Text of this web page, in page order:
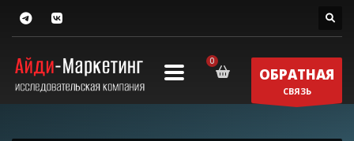
ОБРАТНАЯ
СВЯЗЬ